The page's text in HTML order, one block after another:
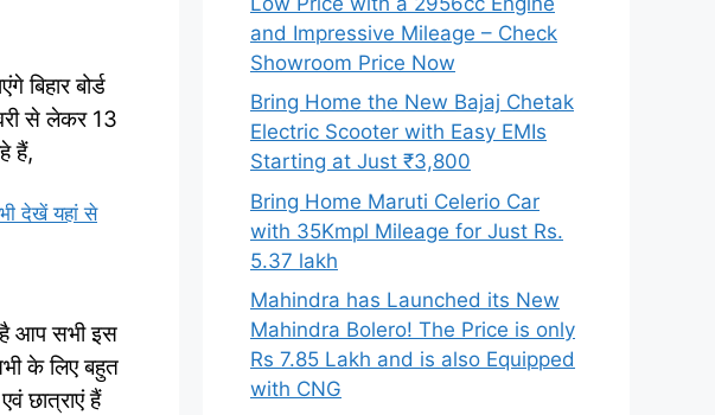
बोर्ड
से लेकर 13
हैं,
है आप सभी इस
के लिए बहुत
छात्राएं हैं
and Impressive Mileage – Check
Showroom Price Now
Bring Home the New Bajaj Chetak
Electric Scooter with Easy EMIs
Starting at Just ₹3,800
Bring Home Maruti Celerio Car
with 35Kmpl Mileage for Just Rs.
5.37 lakh
Mahindra has Launched its New
Mahindra Bolero! The Price is only
Rs 7.85 Lakh and is also Equipped
with CNG